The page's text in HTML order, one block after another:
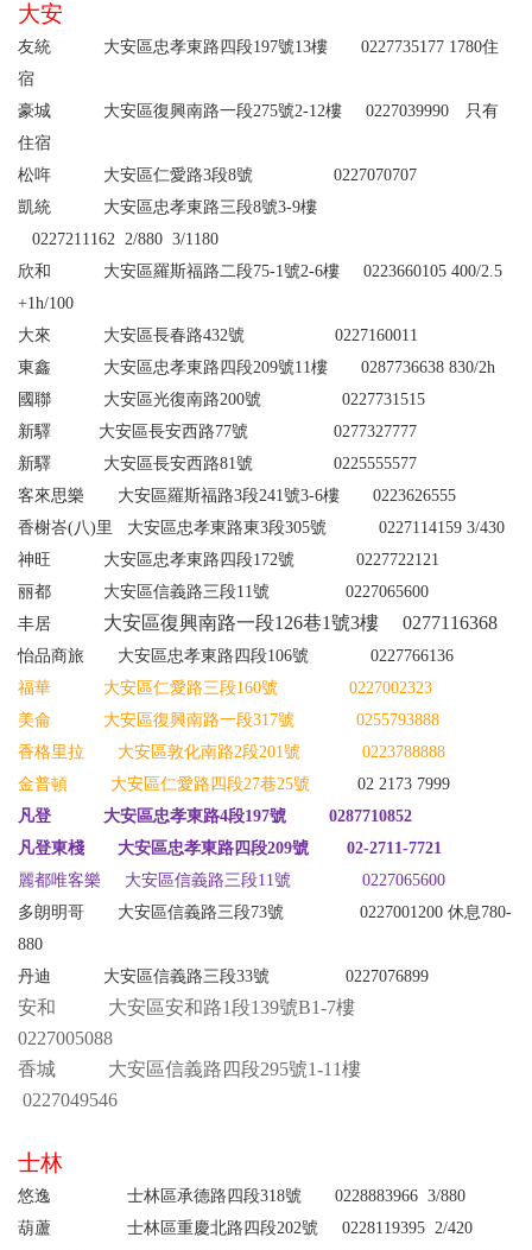
大安
友統 大安區忠孝東路四段197號13樓 0227735177 1780住
宿
豪城 大安區復興南路一段275號2-12樓 0227039990 只有
住宿
松哖 大安區仁愛路3段8號 0227070707
凱統 大安區忠孝東路三段8號3-9樓
0227211162 2/880 3/1180
欣和 大安區羅斯福路二段75-1號2-6樓 0223660105 400/2.5
+1h/100
大來 大安區長春路432號 0227160011
東鑫 大安區忠孝東路四段209號11樓 0287736638 830/2h
國聯 大安區光復南路200號 0227731515
新驛 大安區長安西路77號 0277327777
新驛
大安區長安西路81號 0225555577
客來思樂 大安區羅斯福路3段241號3-6樓 0223626555
香榭峇(八)里 大安區忠孝東路東3段305號 0227114159 3/430
神旺 大安區忠孝東路四段172號
0227722121
丽都
大安區信義路三段11號 0227065600
丰居
大安區復興南路一段126巷1號3樓 0277116368
怡品商旅 大安區忠孝東路四段106號 0227766136
福華 大安區仁愛路三段160號 0227002323
美侖 大安區復興南路一段317號 0255793888
香格里拉 大安區敦化南路2段201號 0223788888
金普頓 大安區仁愛路四段27巷25號 02 2173 7999
凡登 大安區忠孝東路4段197號 0287710852
凡登東棧
大安區忠孝東路四段209號 02-2711-7721
麗都唯客樂 大安區信義路三段11號 0227065600
多朗明哥 大安區信義路三段73號 0227001200 休息780-
880
丹迪 大安區信義路三段33號 0227076899
安和
大安區安和路1段139號B1-7樓
0227005088
香城 大安區信義路四段295號1-11樓
0227049546
士林
悠逸 士林區承德路四段318號 0228883966 3/880
葫蘆
士林區重慶北路四段202號 0228119395 2/420